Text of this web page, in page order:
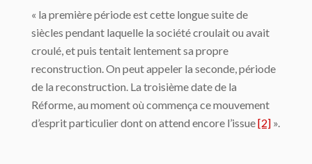
« la première période est cette longue suite de
siècles pendant laquelle la société croulait ou avait
croulé, et puis tentait lentement sa propre
reconstruction. On peut appeler la seconde, période
de la reconstruction. La troisième date de la
Réforme, au moment où commença ce mouvement
d’esprit particulier dont on attend encore l’issue[2] ».